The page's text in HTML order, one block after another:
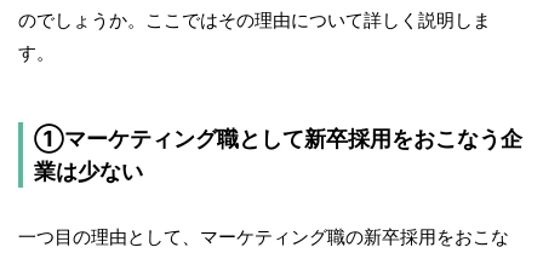
のでしょうか。ここではその理由について詳しく説明しま
す。
①マーケティング職として新卒採用をおこなう企
業は少ない
一つ目の理由として、マーケティング職の新卒採用をおこな